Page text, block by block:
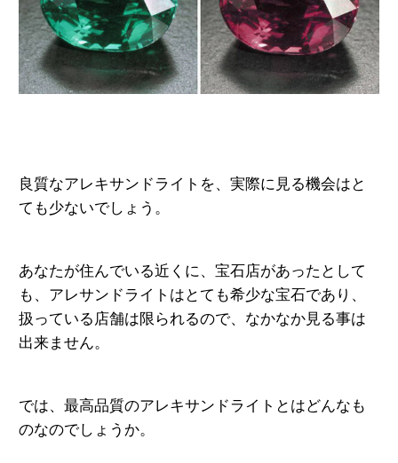
良質なアレキサンドライトを、実際に見る機会はと
ても少ないでしょう。
あなたが住んでいる近くに、宝石店があったとして
も、アレサンドライトは とても希少な宝石であり、
扱っている店舗は限られるので、なかなか見る事は
出来ません。
では、最高品質のアレキサンドライトとはどんなも
のなのでしょうか。